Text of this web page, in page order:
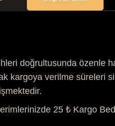
doğrultusunda özenle
kargoya verilme süreleri
25 ₺ Kargo